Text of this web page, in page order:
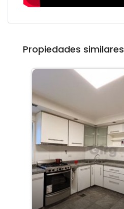
Propiedades similares